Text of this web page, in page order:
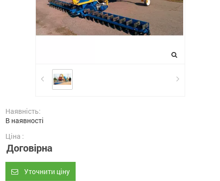
Наявність:
В наявності
Ціна :
Договірна
Уточнити ціну